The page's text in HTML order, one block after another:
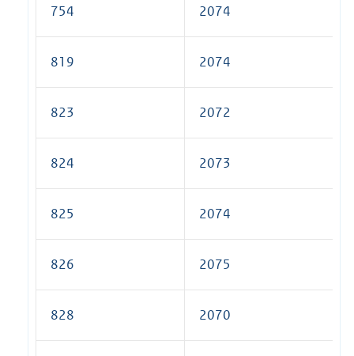
754 2074
819 2074
823 2072
824 2073
825 2074
826 2075
828 2070